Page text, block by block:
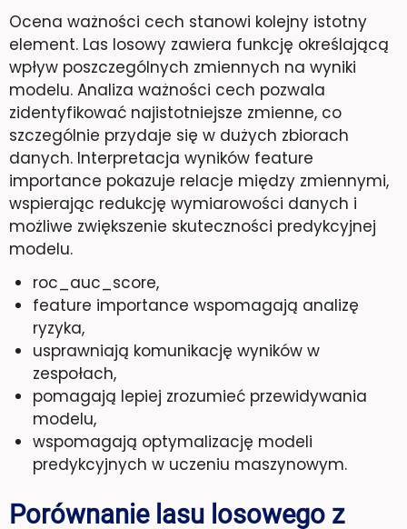
Ocena ważności cech stanowi kolejny istotny
element. Las losowy zawiera funkcję określającą
wpływ poszczególnych zmiennych na wyniki
modelu. Analiza ważności cech pozwala
zidentyfikować najistotniejsze zmienne, co
szczególnie przydaje się w dużych zbiorach
danych. Interpretacja wyników feature
importance pokazuje relacje między zmiennymi,
wspierając redukcję wymiarowości danych i
możliwe zwiększenie skuteczności predykcyjnej
modelu.
roc_auc_score,
feature importance wspomagają analizę
ryzyka,
usprawniają komunikację wyników w
zespołach,
pomagają lepiej zrozumieć przewidywania
modelu,
wspomagają optymalizację modeli
predykcyjnych w uczeniu maszynowym.
Porównanie lasu losowego z